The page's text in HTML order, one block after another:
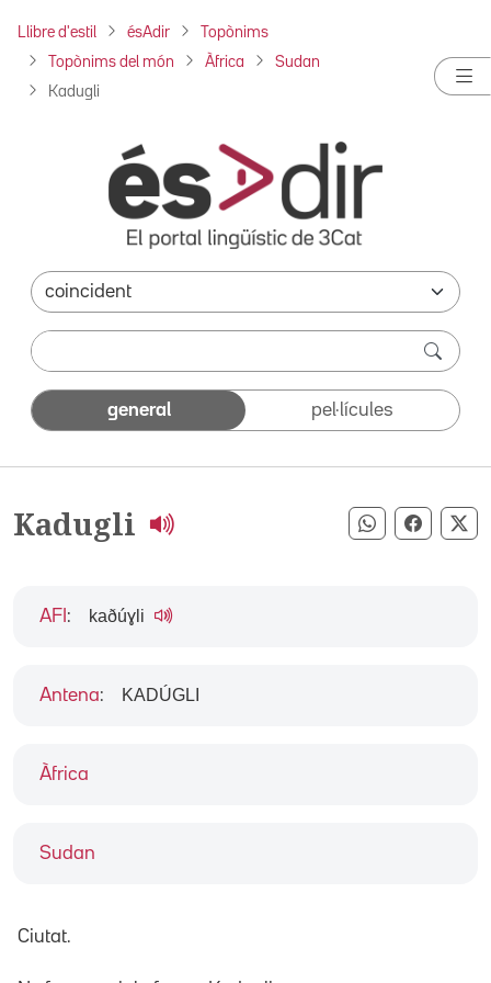
Llibre d'estil ésAdir Topònims
Topònims del món Àfrica Sudan
Kadugli
general pel·lícules
Kadugli Compartir
Àfrica
Sudan
AFI : kaðúɣli
Antena: KADÚGLI
Ciutat.